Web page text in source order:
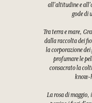
all'altitudine e
gode di
Tra terra e mare,
dalla raccolta dei
la corporazione
profumare le
consacrato la
know-
La rosa di